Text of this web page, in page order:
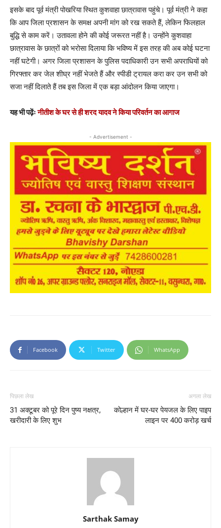
इसके बाद पूर्व मंत्री पोखरिया स्थित कुशवाहा छात्रावास पहुंचे। पूर्व मंत्री ने कहा
कि आप जिला प्रशासन के समक्ष अपनी मांग को रख सकते हैं, लेकिन फिलहाल
बुद्धि से काम करें। उतावला होने की कोई जरूरत नहीं है। उन्होंने कुशवाहा
छात्रावास के छात्रों को भरोसा दिलाया कि भविष्य में इस तरह की अब कोई घटना
नहीं घटेगी। अगर जिला प्रशासन के पुलिस पदाधिकारी उन सभी अपराधियों को
गिरफ्तार कर जेल शीघ्र नहीं भेजते हैं और स्पीडी ट्रायल करा कर उन सभी को
सजा नहीं दिलाते हैं तब इस जिला में एक बड़ा आंदोलन किया जाएगा।
यह भी पढ़ेंःनीतीश के घर से ही शरद यादव ने किया परिवर्तन का आगाज
- Advertisement -
Facebook Twitter WhatsApp
पिछला लेख
31 अक्टूबर को पूरे दिन पुष्य नक्षत्र,
खरीदारी के लिए शुभ
अगला लेख
कोल्हान में घर-घर पेयजल के लिए पाइप
लाइन पर 400 करोड़ खर्च
Sarthak Samay